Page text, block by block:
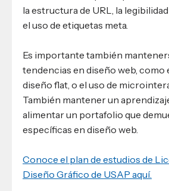
la estructura de URL, la
el uso de etiquetas meta.
Es importante también
tendencias en diseño web, como
diseño flat, o el uso de
También mantener un
alimentar un portafolio que
específicas en diseño web.
Conoce el plan de estudios de
Diseño Gráfico de USAP aquí.